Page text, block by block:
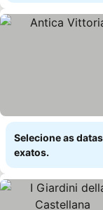
Selecione as
exatos.